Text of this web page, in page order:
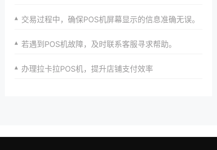
交易过程中，确保POS机屏幕显示的信息准确无误。
若遇到POS机故障，及时联系客服寻求帮助。
办理拉卡拉POS机，提升店铺支付效率